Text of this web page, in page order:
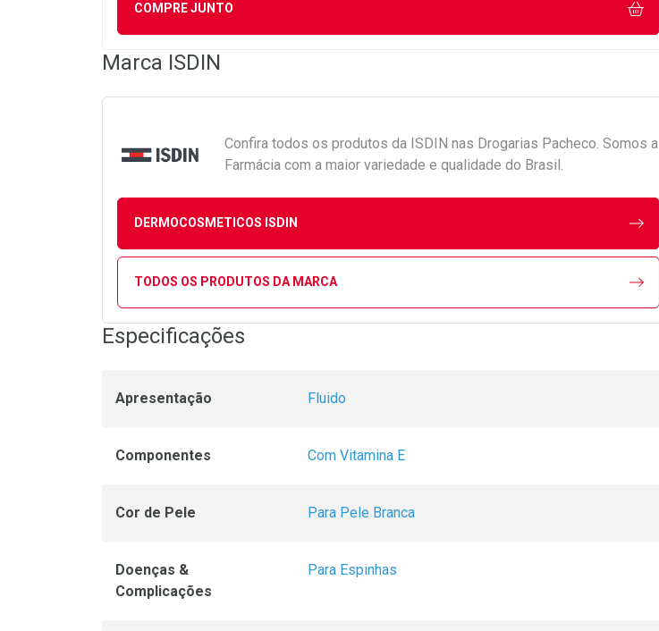
COMPRE JUNTO
Marca ISDIN
Confira todos os produtos da ISDIN nas Drogarias Pacheco. Somos a
Farmácia com a maior variedade e qualidade do Brasil.
DERMOCOSMETICOS ISDIN
TODOS OS PRODUTOS DA MARCA
Especificações
Apresentação Fluido
Componentes Com Vitamina E
Cor de Pele Para Pele Branca
Doenças &
Complicações
Para Espinhas